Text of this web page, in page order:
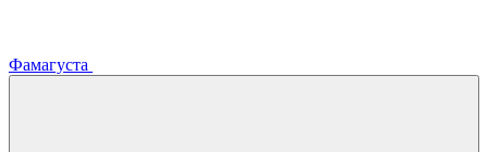
Фамагуста